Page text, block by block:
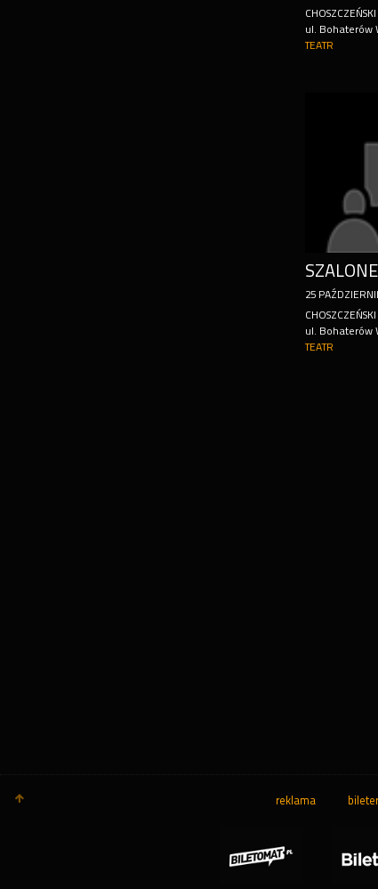
ul. Bohaterów
TEATR
25
ul. Bohaterów
TEATR
reklama